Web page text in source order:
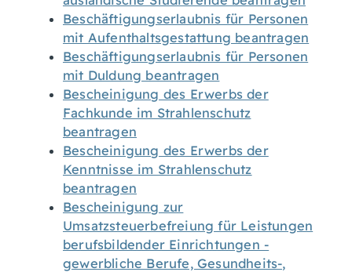
Beschäftigungserlaubnis für Personen
mit Aufenthaltsgestattung beantragen
Beschäftigungserlaubnis für Personen
mit Duldung beantragen
Bescheinigung des Erwerbs der
Fachkunde im Strahlenschutz
beantragen
Bescheinigung des Erwerbs der
Kenntnisse im Strahlenschutz
beantragen
Bescheinigung zur
Umsatzsteuerbefreiung für Leistungen
berufsbildender Einrichtungen -
gewerbliche Berufe, Gesundheits-,